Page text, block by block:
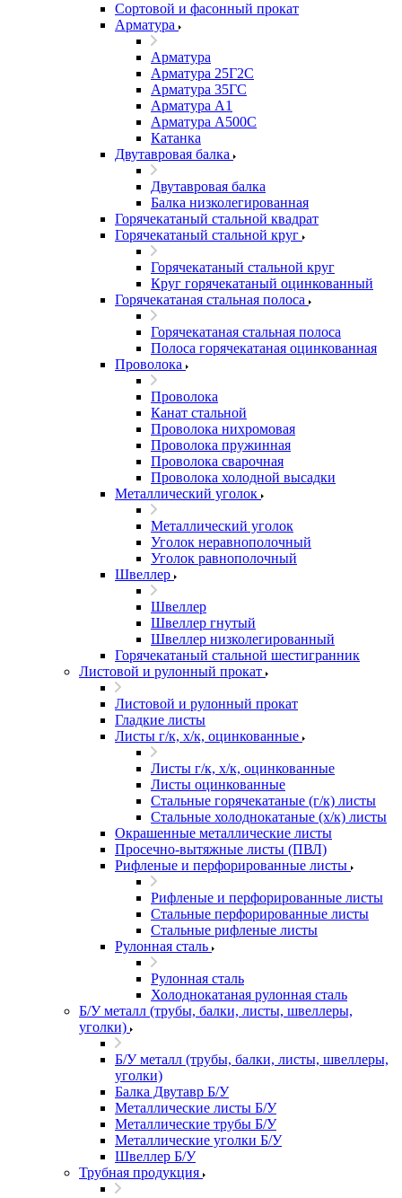
Сортовой и фасонный прокат
Арматура
Арматура
Арматура 25Г2С
Арматура 35ГС
Арматура А1
Арматура А500С
Катанка
Двутавровая балка
Двутавровая балка
Балка низколегированная
Горячекатаный стальной квадрат
Горячекатаный стальной круг
Горячекатаный стальной круг
Круг горячекатаный оцинкованный
Горячекатаная стальная полоса
Горячекатаная стальная полоса
Полоса горячекатаная оцинкованная
Проволока
Проволока
Канат стальной
Проволока нихромовая
Проволока пружинная
Проволока сварочная
Проволока холодной высадки
Металлический уголок
Металлический уголок
Уголок неравнополочный
Уголок равнополочный
Швеллер
Швеллер
Швеллер гнутый
Швеллер низколегированный
Горячекатаный стальной шестигранник
Листовой и рулонный прокат
Листовой и рулонный прокат
Гладкие листы
Листы г/к, х/к, оцинкованные
Листы г/к, х/к, оцинкованные
Листы оцинкованные
Стальные горячекатаные (г/к) листы
Стальные холоднокатаные (х/к) листы
Окрашенные металлические листы
Просечно-вытяжные листы (ПВЛ)
Рифленые и перфорированные листы
Рифленые и перфорированные листы
Стальные перфорированные листы
Стальные рифленые листы
Рулонная сталь
Рулонная сталь
Холоднокатаная рулонная сталь
Б/У металл (трубы, балки, листы, швеллеры,
уголки)
Б/У металл (трубы, балки, листы, швеллеры,
уголки)
Балка Двутавр Б/У
Металлические листы Б/У
Металлические трубы Б/У
Металлические уголки Б/У
Швеллер Б/У
Трубная продукция